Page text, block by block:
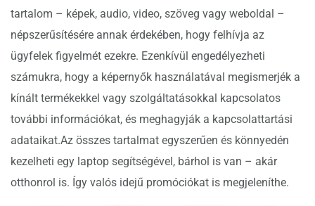
tartalom – képek, audio, video, szöveg vagy weboldal –
népszerűsítésére annak érdekében, hogy felhívja az
ügyfelek figyelmét ezekre. Ezenkívül engedélyezheti
számukra, hogy a képernyők használatával megismerjék a
kínált termékekkel vagy szolgáltatásokkal kapcsolatos
további információkat, és meghagyják a kapcsolattartási
adataikat.Az összes tartalmat egyszerűen és könnyedén
kezelheti egy laptop segítségével, bárhol is van – akár
otthonrol is. Így valós idejű promóciókat is megjeleníthe.